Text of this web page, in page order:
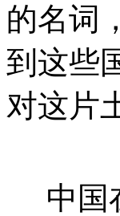
的名词
到这些
对这片
中国